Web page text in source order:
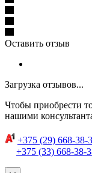
Оставить отзыв
Загрузка отзывов...
Чтобы приобрести
нашими
+375 (29) 668-38-
+375 (33) 668-38-